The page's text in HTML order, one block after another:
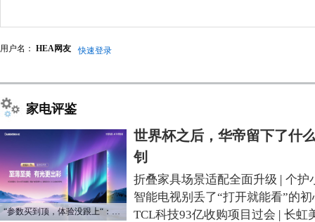
用户名： HEA网友 快速登录
家电评鉴
“参数买到顶，体验没跟上“：长虹追光Q70S给高端电视打了个样
世界杯之后，华帝留下了什
钊
折叠家具场景适配全面升级 | 个护
智能电视别丢了“打开就能看”的初
TCL科技93亿收购项目过会 | 长虹